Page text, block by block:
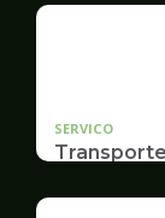
SERVICO